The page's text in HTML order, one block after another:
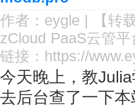
作者： eygle | 【转
zCloud PaaS云管平
链接： https://
今天晚上，教
去后台查了一下本